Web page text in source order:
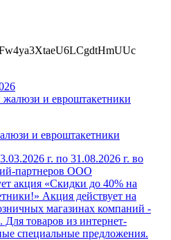
и евроштакетники
г. по 31.08.2026 г. во
партнеров ООО
акция «Скидки до 40% на
Акция действует на
магазинах компаний -
товаров из интернет-
специальные предложения.